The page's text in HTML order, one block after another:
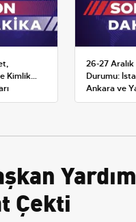
Kimlik
26-27
Durumu:
Ankara ve
Kar
Çekti